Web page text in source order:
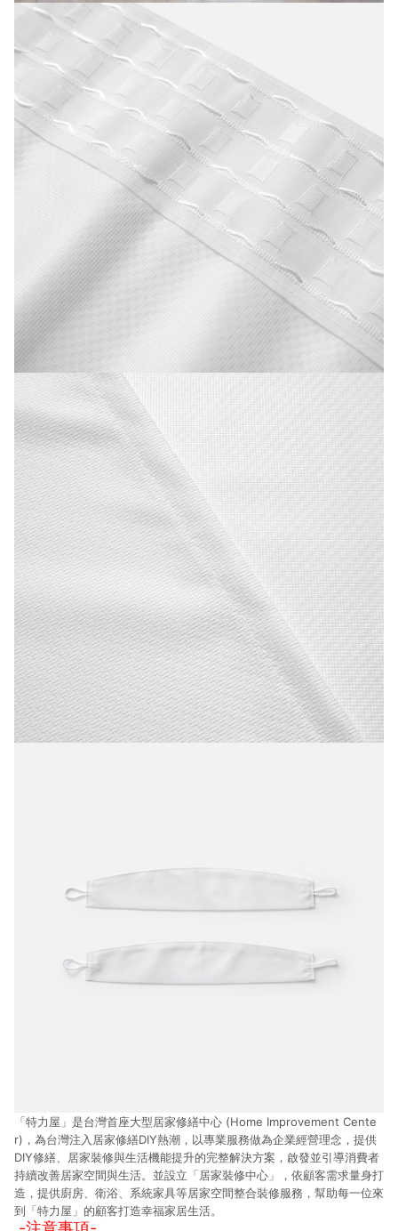
「特力屋」是台灣首座大型居家修繕中心 (Home Improvement Cente
r)，為台灣注入居家修繕DIY熱潮，以專業服務做為企業經營理念，提供
DIY修繕、居家裝修與生活機能提升的完整解決方案，啟發並引導消費者
持續改善居家空間與生活。並設立「居家裝修中心」，依顧客需求量身打
造，提供廚房、衛浴、系統家具等居家空間整合裝修服務，幫助每一位來
到「特力屋」的顧客打造幸福家居生活。